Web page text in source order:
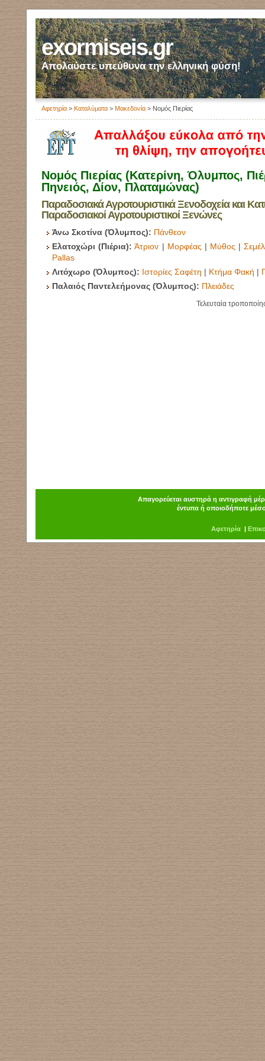
exormiseis.gr
Απολαύστε υπεύθυνα την ελληνική φύση!
Αφετηρία > Καταλύματα > Μακεδονία > Νομός Πιερίας
Νομός Πιερίας (Κατερίνη, Όλυμπος,
Πηνειός, Δίον, Πλαταμώνας)
Παραδοσιακά Αγροτουριστικά Ξενοδοχεία και
Παραδοσιακοί Αγροτουριστικοί Ξενώνες
Άνω Σκοτίνα (Όλυμπος): Πάνθεον
Ελατοχώρι (Πιέρια): Άτριον | Μορφέας | Μύθος |
Pallas
Λιτόχωρο (Όλυμπος): Ιστορίες Σαφέτη | Κτήμα Φακή |
Παλαιός Παντελεήμονας (Όλυμπος): Πλειάδες
Τελευταία
Απαγορεύεται αυστηρά η αντιγραφή
έντυπα ή οποιοδήποτε
Αφετηρία|